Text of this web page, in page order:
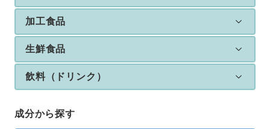
加工食品
生鮮食品
飲料（ドリンク）
成分から探す